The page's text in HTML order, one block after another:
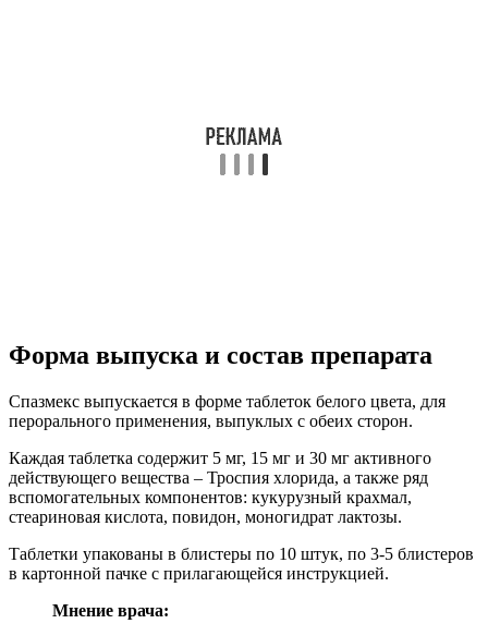
Форма выпуска и состав препарата
Спазмекс выпускается в форме таблеток белого цвета, для
перорального применения, выпуклых с обеих сторон.
Каждая таблетка содержит 5 мг, 15 мг и 30 мг активного
действующего вещества – Троспия хлорида, а также ряд
вспомогательных компонентов: кукурузный крахмал,
стеариновая кислота, повидон, моногидрат лактозы.
Таблетки упакованы в блистеры по 10 штук, по 3-5 блистеров
в картонной пачке с прилагающейся инструкцией.
Мнение врача: